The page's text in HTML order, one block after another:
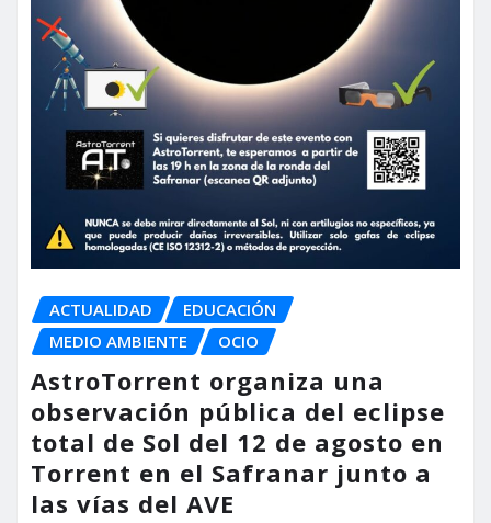
ACTUALIDAD
EDUCACIÓN
MEDIO AMBIENTE
OCIO
AstroTorrent organiza una
observación pública del eclipse
total de Sol del 12 de agosto en
Torrent en el Safranar junto a
las vías del AVE